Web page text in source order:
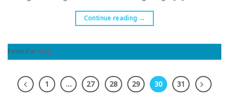
Continue reading →
Posted in Blog
1 … 27 28 29 30 31